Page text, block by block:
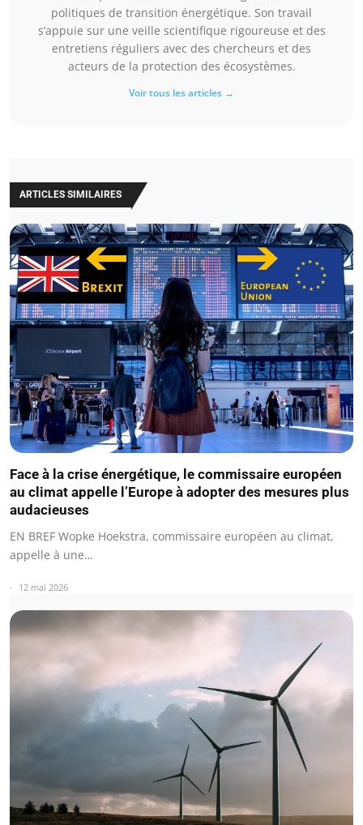
politiques de transition énergétique. Son travail
s’appuie sur une veille scientifique rigoureuse et des
entretiens réguliers avec des chercheurs et des
acteurs de la protection des écosystèmes.
Voir tous les articles →
ARTICLES SIMILAIRES
Face à la crise énergétique, le commissaire européen
au climat appelle l’Europe à adopter des mesures plus
audacieuses
EN BREF Wopke Hoekstra, commissaire européen au climat,
appelle à une…
12 mai 2026